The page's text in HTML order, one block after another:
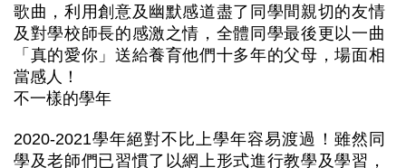
歌曲，利用創意及幽默感道盡了同學間親切的友情
及對學校師長的感激之情，全體同學最後更以一曲
「真的愛你」送給養育他們十多年的父母，場面相
當感人！
不一樣的學年
2020-2021學年絕對不比上學年容易渡過！雖然同
學及老師們已習慣了以網上形式進行教學及學習，